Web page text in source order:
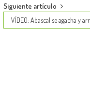
Siguiente artículo
VÍDEO: Abascal se agacha y